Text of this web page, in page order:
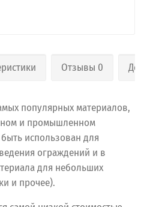
Отзывы 0
популярных материалов,
и промышленном
использован для
ограждений и в
для небольших
и прочее).